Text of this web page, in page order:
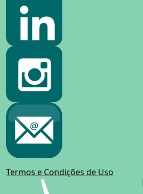
Termos e Condições de Uso